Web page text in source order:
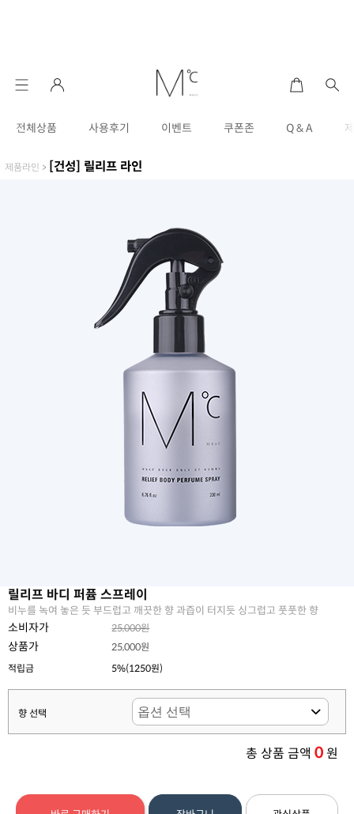
전체상품 사용후기 이벤트 쿠폰존 Q & A
제품라인 > [건성] 릴리프 라인
릴리프 바디 퍼퓸 스프레이
비누를 녹여 놓은 듯 부드럽고 깨끗한 향 과즙이 터지듯 싱그럽고 풋풋한 향
소비자가 25,000원
상품가
25,000원
적립금
5%(1250원)
향 선택
총 상품 금액 0원